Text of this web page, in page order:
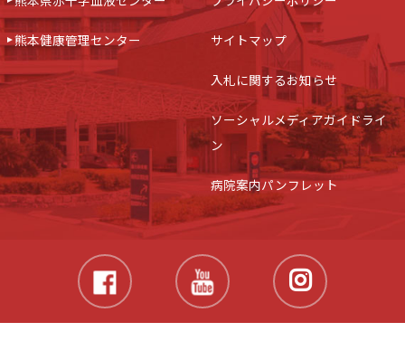
熊本健康管理センター サイトマップ
入札に関するお知らせ
ソーシャルメディアガイドライ
ン
病院案内パンフレット